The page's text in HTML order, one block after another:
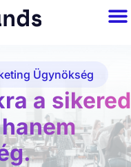
Ügynökség
a sikered